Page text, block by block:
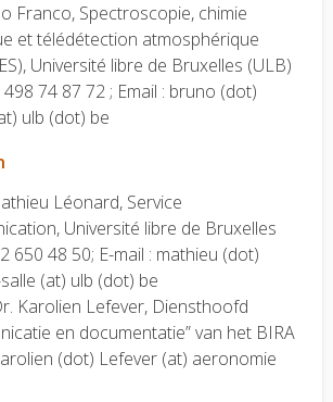
Franco, Spectroscopie, chimie
et télédétection atmosphérique
Université libre de Bruxelles (ULB)
498 74 87 72 ; Email : bruno (dot)
ulb (dot) be
Léonard, Service
Université libre de Bruxelles
650 48 50; E-mail : mathieu (dot)
(at) ulb (dot) be
Karolien Lefever, Diensthoofd
en documentatie” van het BIRA
(dot) Lefever (at) aeronomie